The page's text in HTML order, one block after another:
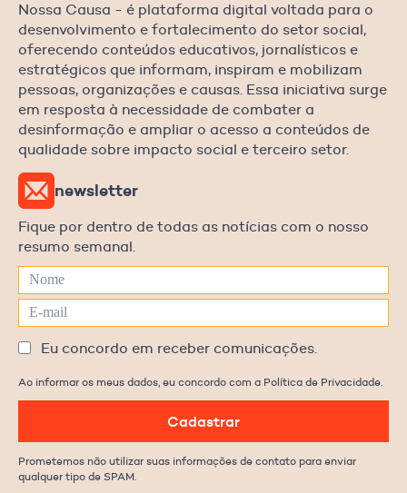
Nossa Causa - é plataforma digital voltada para o
desenvolvimento e fortalecimento do setor social,
oferecendo conteúdos educativos, jornalísticos e
estratégicos que informam, inspiram e mobilizam
pessoas, organizações e causas. Essa iniciativa surge
em resposta à necessidade de combater a
desinformação e ampliar o acesso a conteúdos de
qualidade sobre impacto social e terceiro setor.
newsletter
Fique por dentro de todas as notícias com o nosso
resumo semanal.
Eu concordo em receber comunicações.
Ao informar os meus dados, eu concordo com a Política de Privacidade.
Cadastrar
Prometemos não utilizar suas informações de contato para enviar
qualquer tipo de SPAM.